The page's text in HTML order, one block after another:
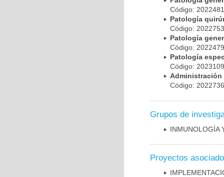
Código:
Patología
Código:
Patología
Código:
Patología
Código:
Administración
Código:
Grupos de
INMUNOLOGÍA
Proyectos